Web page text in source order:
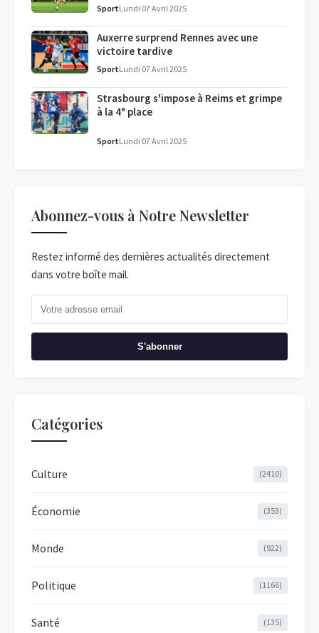
SportLundi 07 Avril 2025
Auxerre surprend Rennes avec une
victoire tardive
SportLundi 07 Avril 2025
Strasbourg s'impose à Reims et grimpe
à la 4ᵉ place
SportLundi 07 Avril 2025
Abonnez-vous à Notre Newsletter
Restez informé des dernières actualités directement
dans votre boîte mail.
S'abonner
Catégories
Culture (2410)
Économie (353)
Monde (922)
Politique (1166)
Santé (135)